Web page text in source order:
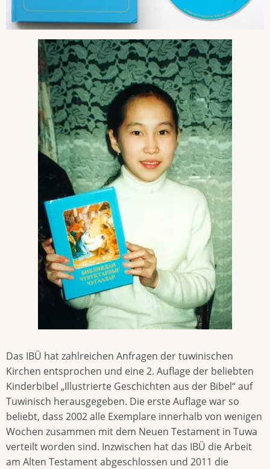
Das IBÜ hat zahlreichen Anfragen der tuwinischen
Kirchen entsprochen und eine 2. Auflage der beliebten
Kinderbibel „Illustrierte Geschichten aus der Bibel“ auf
Tuwinisch herausgegeben. Die erste Auflage war so
beliebt, dass 2002 alle Exemplare innerhalb von wenigen
Wochen zusammen mit dem Neuen Testament in Tuwa
verteilt worden sind. Inzwischen hat das IBÜ die Arbeit
am Alten Testament abgeschlossen und 2011 die